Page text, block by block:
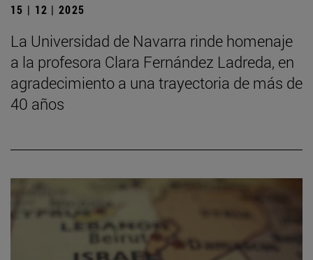
15 | 12 | 2025
La Universidad de Navarra rinde homenaje
a la profesora Clara Fernández Ladreda, en
agradecimiento a una trayectoria de más de
40 años